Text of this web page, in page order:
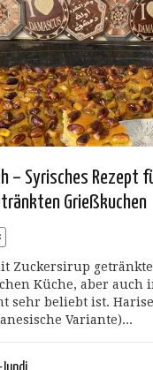
– Syrisches Rezept
Grießkuchen
Zuckersirup
Küche, aber auch
sehr beliebt ist.
Variante)...